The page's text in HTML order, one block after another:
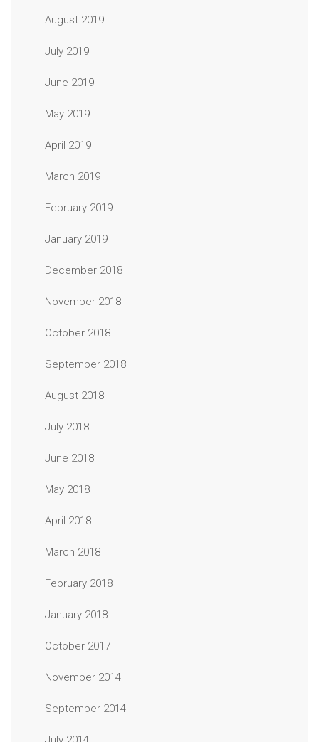
August 2019
July 2019
June 2019
May 2019
April 2019
March 2019
February 2019
January 2019
December 2018
November 2018
October 2018
September 2018
August 2018
July 2018
June 2018
May 2018
April 2018
March 2018
February 2018
January 2018
October 2017
November 2014
September 2014